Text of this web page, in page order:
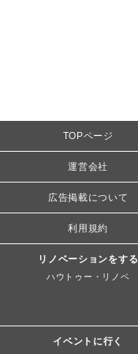
TOPページ
運営会社
広告掲載について
利用規約
リノベーションをする
ハウトゥー・リノベ
イベントに行く